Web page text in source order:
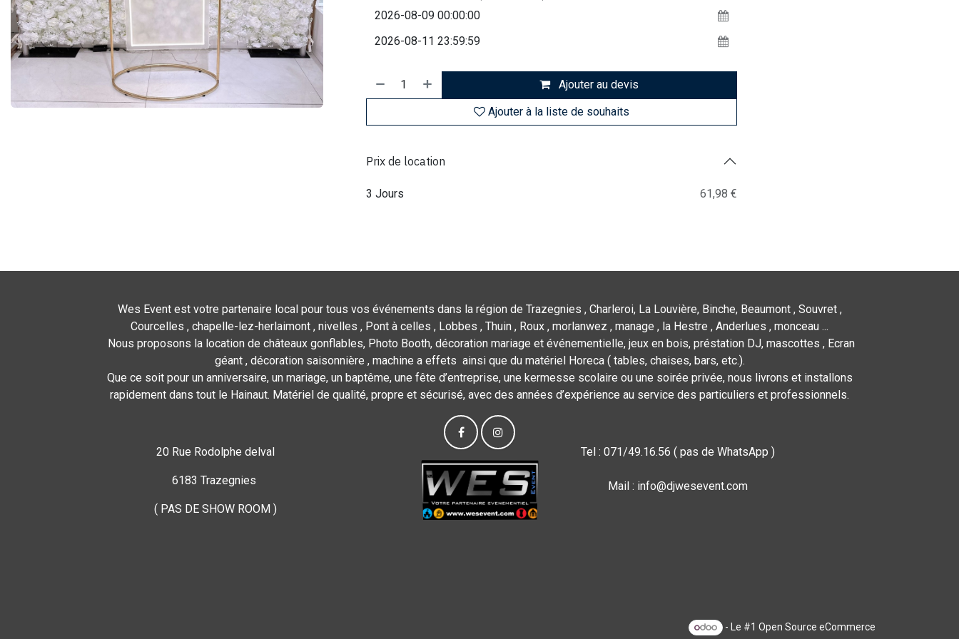
Ajouter au devis
Ajouter à la liste de souhaits
Prix de location
3 Jours 61,98 €
Wes Event est votre partenaire local pour tous vos événements dans la région de Trazegnies , Charleroi, La Louvière, Binche, Beaumont , Souvret ,
Courcelles , chapelle-lez-herlaimont , nivelles , Pont à celles , Lobbes , Thuin , Roux , morlanwez , manage , la Hestre , Anderlues , monceau ...
Nous proposons la location de châteaux gonflables, Photo Booth, décoration mariage et événementielle, jeux en bois, préstation DJ, mascottes , Ecran
géant , décoration saisonnière , machine a effets ainsi que du matériel Horeca ( tables, chaises, bars, etc.).
Que ce soit pour un anniversaire, un mariage, un baptême, une fête d’entreprise, une kermesse scolaire ou une soirée privée, nous livrons et installons
rapidement dans tout le Hainaut. Matériel de qualité, propre et sécurisé, avec des années d’expérience au service des particuliers et professionnels.
20 Rue Rodolphe delval
6183 Trazegnies
( PAS DE SHOW ROOM )
Tel : 071/49.16.56 ( pas de WhatsApp )
Mail : info@djwesevent.com
- Le #1 Open Source eCommerce